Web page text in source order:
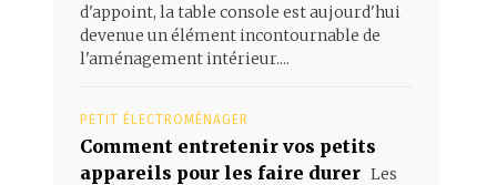
d'appoint, la table console est aujourd'hui
devenue un élément incontournable de
l'aménagement intérieur....
PETIT ÉLECTROMÉNAGER
Comment entretenir vos petits
appareils pour les faire durer Les